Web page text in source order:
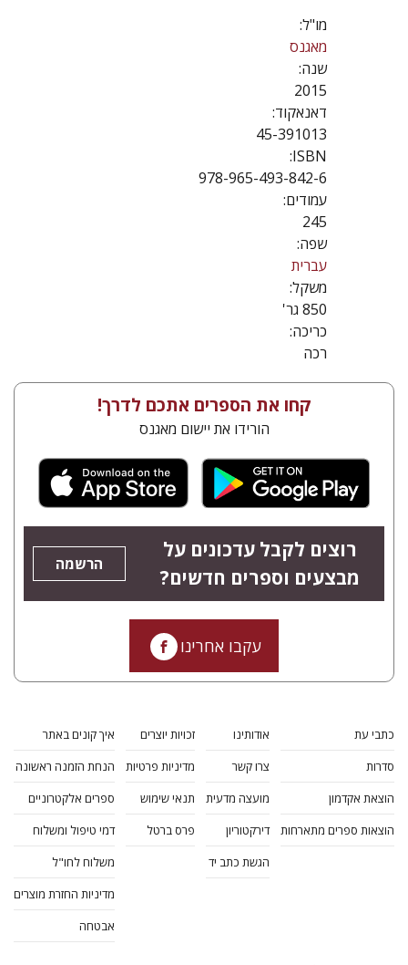
מו"ל:
מאגנס
שנה:
2015
דאנאקוד:
45-391013
ISBN:
978-965-493-842-6
עמודים:
245
שפה:
עברית
משקל:
850 גר'
כריכה:
רכה
קחו את הספרים אתכם לדרך!
הורידו את יישום מאגנס
רוצים לקבל עדכונים על
מבצעים וספרים חדשים?
הרשמה
עקבו אחרינו
כתבי עת
סדרות
הוצאת אקדמון
הוצאות ספרים מתארחות
אודותינו
צרו קשר
מועצה מדעית
דירקטוריון
הגשת כתב יד
זכויות יוצרים
מדיניות פרטיות
תנאי שימוש
פרס ברטל
איך קונים באתר
הנחת הזמנה ראשונה
ספרים אלקטרוניים
דמי טיפול ומשלוח
משלוח לחו"ל
מדיניות החזרת מוצרים
אבטחה